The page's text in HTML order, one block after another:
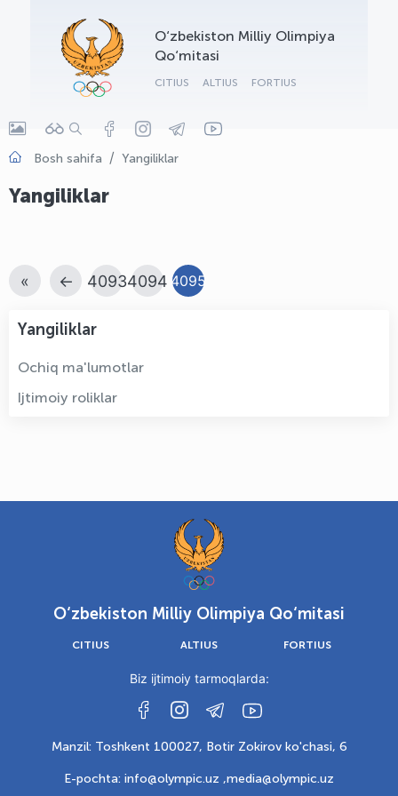
O‘zbekiston Milliy Olimpiya
Qo‘mitasi
CITIUS ALTIUS FORTIUS
Bosh sahifa Yangiliklar
Yangiliklar
« ← 40934094 4095
Yangiliklar
Ochiq ma'lumotlar
Ijtimoiy roliklar
O‘zbekiston Milliy Olimpiya Qo‘mitasi
CITIUS ALTIUS FORTIUS
Biz ijtimoiy tarmoqlarda:
Manzil: Toshkent 100027, Botir Zokirov ko'chasi, 6
E-pochta: info@olympic.uz ,media@olympic.uz
OLYMPCHIK AI - yordamchi
Onlayn · olympic.uz